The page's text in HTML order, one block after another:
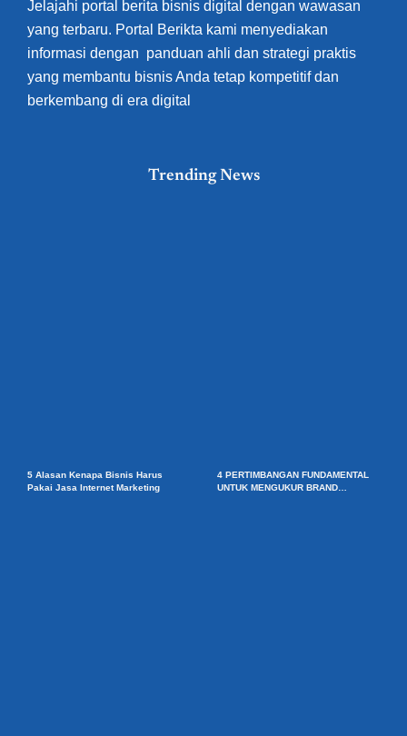
Jelajahi portal berita bisnis digital dengan wawasan
yang terbaru. Portal Berikta kami menyediakan
informasi dengan panduan ahli dan strategi praktis
yang membantu bisnis Anda tetap kompetitif dan
berkembang di era digital
Trending News
5 Alasan Kenapa Bisnis Harus
Pakai Jasa Internet Marketing
4 PERTIMBANGAN FUNDAMENTAL
UNTUK MENGUKUR BRAND